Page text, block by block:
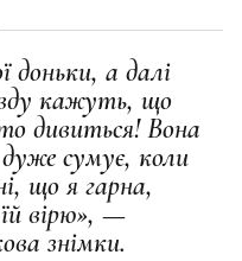
доньки, а далі
кажуть, що
дивиться! Вона
сумує, коли
що я гарна,
вірю», —
знімки.